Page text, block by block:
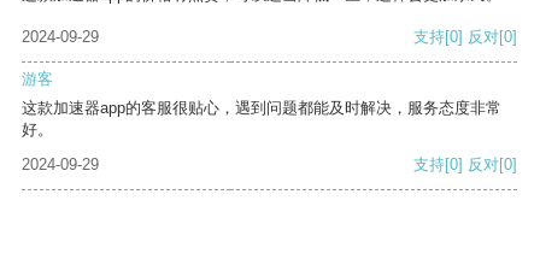
2024-09-29 支持[0] 反对[0]
游客
这款加速器app的客服很贴心，遇到问题都能及时解决，服务态度非常
好。
2024-09-29
支持[0] 反对[0]